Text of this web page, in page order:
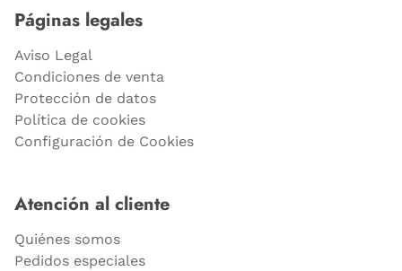
Páginas legales
Aviso Legal
Condiciones de venta
Protección de datos
Política de cookies
Configuración de Cookies
Atención al cliente
Quiénes somos
Pedidos especiales